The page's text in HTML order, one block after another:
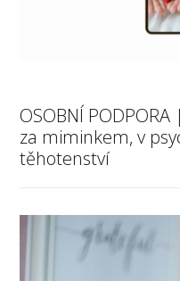
OSOBNÍ
za miminkem, v
těhotenství